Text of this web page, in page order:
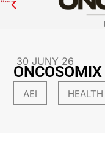
30 JUNY 26
ONCOSOMIX
AEI